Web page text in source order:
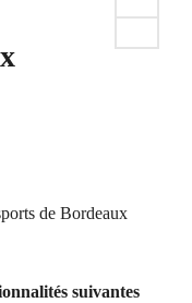
de Bordeaux
suivantes